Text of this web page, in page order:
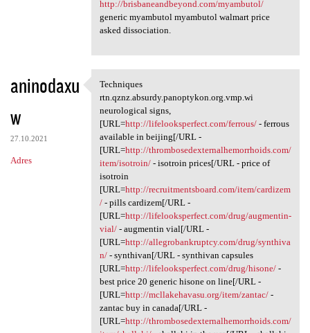
http://brisbaneandbeyond.com/myambutol/
generic myambutol myambutol walmart price
asked dissociation.
aninodaxu
w
27.10.2021
Adres
Techniques rtn.qznz.absurdy
Techniques
rtn.qznz.absurdy.panoptykon.org.vmp.wi
neurological signs,
[URL=http://lifelooksperfect.com/ferrous/- ferrous
available in beijing[/URL -
[URL=http://thrombosedexternalhemorrhoids.com/
item/isotroin/- isotroin prices[/URL - price of
isotroin
[URL=http://recruitmentsboard.com/item/cardizem
/- pills cardizem[/URL -
[URL=http://lifelooksperfect.com/drug/augmentin-
vial/- augmentin vial[/URL -
[URL=http://allegrobankruptcy.com/drug/synthiva
n/- synthivan[/URL - synthivan capsules
[URL=http://lifelooksperfect.com/drug/hisone/-
best price 20 generic hisone on line[/URL -
[URL=http://mcllakehavasu.org/item/zantac/-
zantac buy in canada[/URL -
[URL=http://thrombosedexternalhemorrhoids.com/